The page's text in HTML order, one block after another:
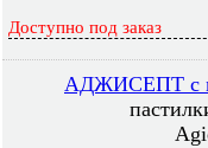
Доступно под заказ
АДЖИСЕПТ с